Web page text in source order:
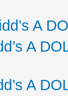
A
A
A